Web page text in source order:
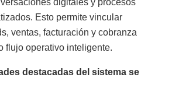
digitales y procesos
Esto permite vincular
ventas, facturación y cobranza
flujo operativo inteligente.
destacadas del sistema se